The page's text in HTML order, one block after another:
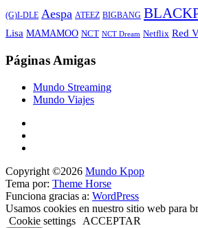
(G)I-DLE Aespa ATEEZ BIGBANG
Lisa MAMAMOO NCT NCT Dream Netflix Red
Páginas Amigas
Mundo Streaming
Mundo Viajes
Copyright ©2026 Mundo Kpop
Tema por: Theme Horse
Funciona gracias a: WordPress
Usamos cookies en nuestro sitio web para
Cookie settings
ACCEPTAR